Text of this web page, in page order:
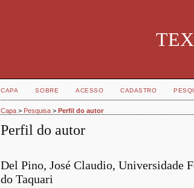
CAPA SOBRE ACESSO CADASTRO
Capa > Pesquisa >Perfil do autor
Perfil do autor
Del Pino, José Claudio, Universidade
do Taquari